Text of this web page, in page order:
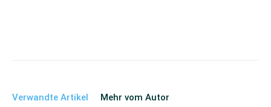
Verwandte Artikel Mehr vom Autor